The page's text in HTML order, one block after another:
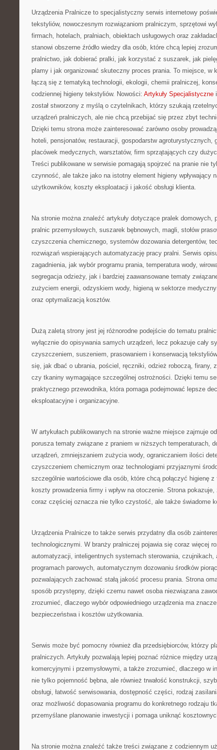
Urządzenia Pralnicze to specjalistyczny serwis internetowy
tekstyliów, nowoczesnym rozwiązaniom pralniczym, sprzętowi
firmach, hotelach, pralniach, obiektach usługowych oraz
stanowi obszerne źródło wiedzy dla osób, które chcą lepiej
pralnictwo, jak dobierać pralki, jak korzystać z suszarek, jak
plamy i jak organizować skuteczny proces prania. To miejsce, w
łączą się z tematyką technologii, ekologii, chemii pralniczej,
codziennej higieny tekstyliów. Nowości: Artykuły Specjalistyczne
został stworzony z myślą o czytelnikach, którzy szukają
urządzeń pralniczych, ale nie chcą przebijać się przez zbyt
Dzięki temu strona może zainteresować zarówno osoby
hoteli, pensjonatów, restauracji, gospodarstw agroturystycznych,
placówek medycznych, warsztatów, firm sprzątających czy
Treści publikowane w serwisie pomagają spojrzeć na pranie nie
czynność, ale także jako na istotny element higieny wpływający
użytkowników, koszty eksploatacji i jakość obsługi klienta.
Na stronie można znaleźć artykuły dotyczące pralek domowych,
pralnic przemysłowych, suszarek bębnowych, magli, stołów
czyszczenia chemicznego, systemów dozowania detergentów,
rozwiązań wspierających automatyzację pracy pralni. Serwis
zagadnienia, jak wybór programu prania, temperatura wody,
segregacja odzieży, jak i bardziej zaawansowane tematy
zużyciem energii, odzyskiem wody, higieną w sektorze
oraz optymalizacją kosztów.
Dużą zaletą strony jest jej różnorodne podejście do tematu
wyłącznie do opisywania samych urządzeń, lecz pokazuje cały
czyszczeniem, suszeniem, prasowaniem i konserwacją
się, jak dbać o ubrania, pościel, ręczniki, odzież roboczą, firany,
czy tkaniny wymagające szczególnej ostrożności. Dzięki temu
praktycznego przewodnika, która pomaga podejmować lepsze
eksploatacyjne i organizacyjne.
W artykułach publikowanych na stronie ważne miejsce zajmuje
porusza tematy związane z praniem w niższych temperaturach,
urządzeń, zmniejszaniem zużycia wody, ograniczaniem ilości
czyszczeniem chemicznym oraz technologiami przyjaznymi
szczególnie wartościowe dla osób, które chcą połączyć higienę
koszty prowadzenia firmy i wpływ na otoczenie. Strona
coraz częściej oznacza nie tylko czystość, ale także świadome
Urządzenia Pralnicze to także serwis przydatny dla osób
technologicznymi. W branży pralniczej pojawia się coraz więcej
automatyzacji, inteligentnych systemach sterowania, czujnikach,
programach parowych, automatycznym dozowaniu środków
pozwalających zachować stałą jakość procesu prania. Strona
sposób przystępny, dzięki czemu nawet osoba niezwiązana
zrozumieć, dlaczego wybór odpowiedniego urządzenia ma
bezpieczeństwa i kosztów użytkowania.
Serwis może być pomocny również dla przedsiębiorców, którzy
pralniczych. Artykuły pozwalają lepiej poznać różnice między
komercyjnymi i przemysłowymi, a także zrozumieć, dlaczego w
nie tylko pojemność bębna, ale również trwałość konstrukcji,
obsługi, łatwość serwisowania, dostępność części, rodzaj
oraz możliwość dopasowania programu do konkretnego rodzaju
przemyślane planowanie inwestycji i pomaga uniknąć
Na stronie można znaleźć także treści związane z codziennym